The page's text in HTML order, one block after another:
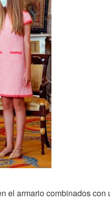
el armario combinados